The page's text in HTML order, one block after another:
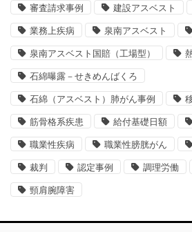
審査請求事例 建設アスベスト
業務上疾病 泉南アスベスト
泉南アスベスト国賠（工場型）
石綿曝露－せきめんばくろ
石綿（アスベスト）肺がん事例
筋骨格系疾患 給付基礎日額
職業性疾病 職業性膀胱がん
裁判 認定事例 調理労働
頸肩腕障害